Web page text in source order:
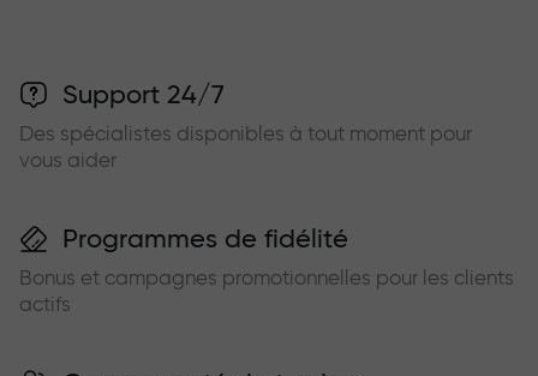
Support 24/7
Des spécialistes disponibles à tout moment pour
vous aider
Programmes de fidélité
Bonus et campagnes promotionnelles pour les clients
actifs